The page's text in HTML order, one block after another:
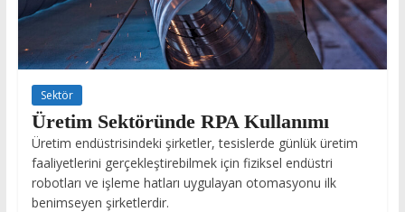
Sektör
Üretim Sektöründe RPA Kullanımı
Üretim endüstrisindeki şirketler, tesislerde günlük üretim
faaliyetlerini gerçekleştirebilmek için fiziksel endüstri
robotları ve işleme hatları uygulayan otomasyonu ilk
benimseyen şirketlerdir.